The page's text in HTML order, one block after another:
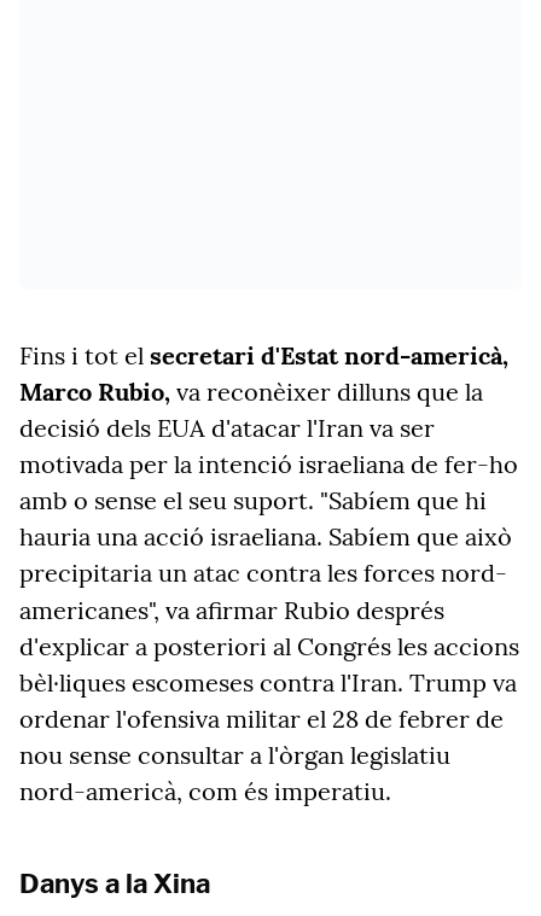
Fins i tot el secretari d'Estat nord-americà,
Marco Rubio, va reconèixer dilluns que la
decisió dels EUA d'atacar l'Iran va ser
motivada per la intenció israeliana de fer-ho
amb o sense el seu suport. "Sabíem que hi
hauria una acció israeliana. Sabíem que això
precipitaria un atac contra les forces nord-
americanes", va afirmar Rubio després
d'explicar a posteriori al Congrés les accions
bèl·liques escomeses contra l'Iran. Trump va
ordenar l'ofensiva militar el 28 de febrer de
nou sense consultar a l'òrgan legislatiu
nord-americà, com és imperatiu.
Danys a la Xina